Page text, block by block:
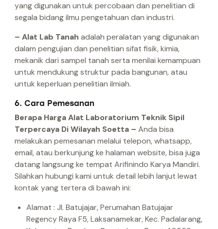
yang digunakan untuk percobaan dan penelitian di
segala bidang ilmu pengetahuan dan industri.
– Alat Lab Tanah adalah peralatan yang digunakan
dalam pengujian dan penelitian sifat fisik, kimia,
mekanik dari sampel tanah serta menilai kemampuan
untuk mendukung struktur pada bangunan, atau
untuk keperluan penelitian ilmiah.
6. Cara Pemesanan
Berapa Harga Alat Laboratorium Teknik Sipil
Terpercaya Di Wilayah Soetta – Anda bisa
melakukan pemesanan melalui telepon, whatsapp,
email, atau berkunjung ke halaman website, bisa juga
datang langsung ke tempat Arifinindo Karya Mandiri.
Silahkan hubungi kami untuk detail lebih lanjut lewat
kontak yang tertera di bawah ini:
Alamat : Jl. Batujajar, Perumahan Batujajar
Regency Raya F5, Laksanamekar, Kec. Padalarang,